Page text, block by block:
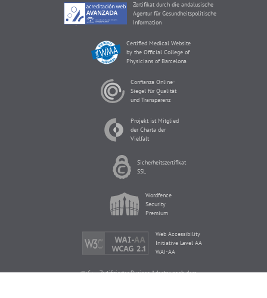
Zertifikat durch die andalusische
Agentur für Gesundheitspolitische
Information
Certified Medical Website
by the Official College of
Physicians of Barcelona
Confianza Online-
Siegel für Qualität
und Transparenz
Projekt ist Mitglied
der Charta der
Vielfalt
Sicherheitszertifikat
SSL
Wordfence
Security
Premium
Web Accessibility
Initiative Level AA
WAI-AA
Zertifizierter Busines Adapter nach dem